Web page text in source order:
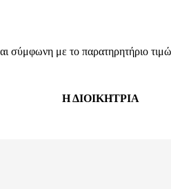
με το παρατηρητήριο
Η ΔΙΟΙΚΗΤΡΙΑ